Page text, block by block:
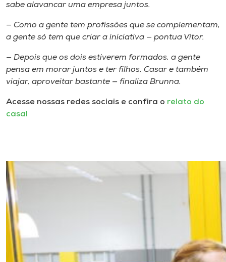
sabe alavancar uma empresa juntos.
— Como a gente tem profissões que se complementam,
a gente só tem que criar a iniciativa — pontua Vitor.
— Depois que os dois estiverem formados, a gente
pensa em morar juntos e ter filhos. Casar e também
viajar, aproveitar bastante — finaliza Brunna.
Acesse nossas redes sociais e confira o relato do
casal